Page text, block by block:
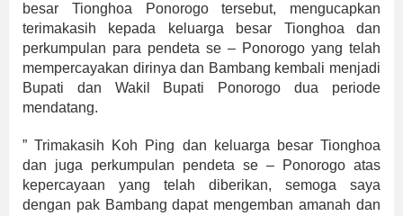
besar Tionghoa Ponorogo tersebut, mengucapkan
terimakasih kepada keluarga besar Tionghoa dan
perkumpulan para pendeta se – Ponorogo yang telah
mempercayakan dirinya dan Bambang kembali menjadi
Bupati dan Wakil Bupati Ponorogo dua periode
mendatang.
” Trimakasih Koh Ping dan keluarga besar Tionghoa
dan juga perkumpulan pendeta se – Ponorogo atas
kepercayaan yang telah diberikan, semoga saya
dengan pak Bambang dapat mengemban amanah dan